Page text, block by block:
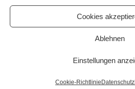
Cookies
Ablehnen
Einstellungen
Cookie-Richtlinie Datenschutz
mundart. Praxis für Sprach-, Sprech-,
Schlucktherapie I Dürener Straße 340 I